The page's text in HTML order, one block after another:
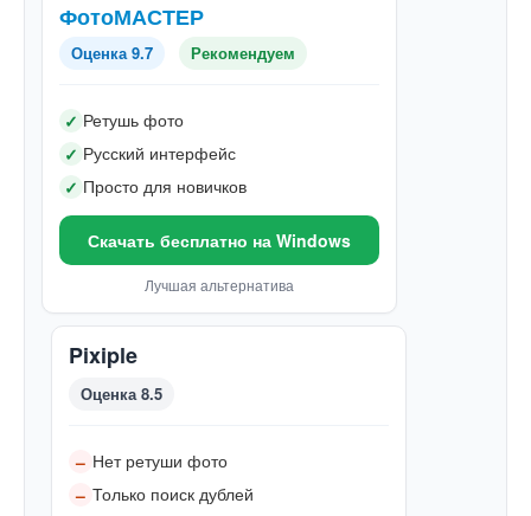
ФотоМАСТЕР
Оценка 9.7 Рекомендуем
✓ Ретушь фото
✓ Русский интерфейс
✓ Просто для новичков
Скачать бесплатно на Windows
Лучшая альтернатива
Pixiple
Оценка 8.5
– Нет ретуши фото
– Только поиск дублей